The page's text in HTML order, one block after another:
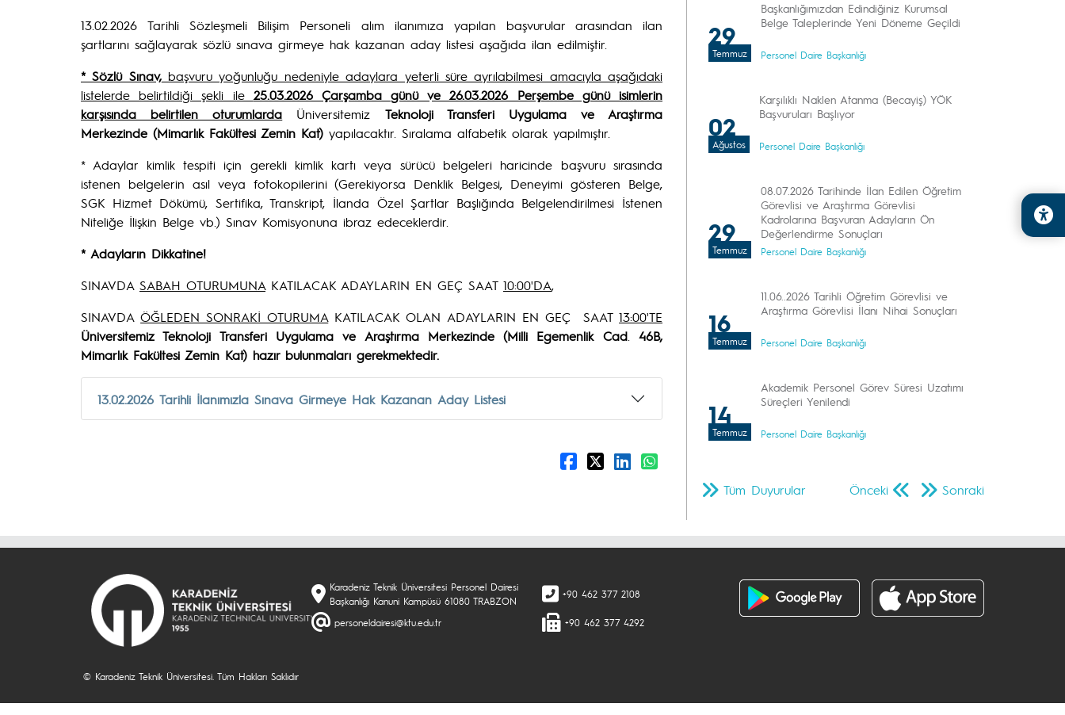
13.02.2026 Tarihli Sözleşmeli Bilişim Personeli alım ilanımıza yapılan başvurular arasından ilan
şartlarını sağlayarak sözlü sınava girmeye hak kazanan aday listesi aşağıda ilan edilmiştir.
* Sözlü Sınav,başvuru yoğunluğu nedeniyle adaylara yeterli süre ayrılabilmesi amacıyla aşağıdaki
listelerde belirtildiği şekli ile 25.03.2026 Çarşamba günü ve 26.03.2026 Perşembe günü isimlerin
karşısında belirtilen oturumlarda Üniversitemiz Teknoloji Transferi Uygulama ve Araştırma
Merkezinde (Mimarlık Fakültesi Zemin Kat) yapılacaktır. Sıralama alfabetik olarak yapılmıştır.
* Adaylar kimlik tespiti için gerekli kimlik kartı veya sürücü belgeleri haricinde başvuru sırasında
istenen belgelerin asıl veya fotokopilerini (Gerekiyorsa Denklik Belgesi, Deneyimi gösteren Belge,
SGK Hizmet Dökümü, Sertifika, Transkript, İlanda Özel Şartlar Başlığında Belgelendirilmesi İstenen
Niteliğe İlişkin Belge vb.) Sınav Komisyonuna ibraz edeceklerdir.
* Adayların Dikkatine!
SINAVDA SABAH OTURUMUNA KATILACAK ADAYLARIN EN GEÇ SAAT 10:00'DA,
SINAVDAÖĞLEDEN SONRAKİ OTURUMA KATILACAK OLAN ADAYLARIN EN GEÇ SAAT13:00'TE
Üniversitemiz Teknoloji Transferi Uygulama ve Araştırma Merkezinde (Milli Egemenlik Cad.46B,
Mimarlık Fakültesi Zemin Kat) hazır bulunmaları gerekmektedir.
13.02.2026 Tarihli İlanımızla Sınava Girmeye Hak Kazanan Aday Listesi
29
Temmuz
Başkanlığımızdan Edindiğiniz Kurumsal
Belge Taleplerinde Yeni Döneme Geçildi
Personel Daire Başkanlığı
02
Ağustos
Karşılıklı Naklen Atanma (Becayiş) YÖK
Başvuruları Başlıyor
Personel Daire Başkanlığı
29
Temmuz
08.07.2026 Tarihinde İlan Edilen Öğretim
Görevlisi ve Araştırma Görevlisi
Kadrolarına Başvuran Adayların Ön
Değerlendirme Sonuçları
Personel Daire Başkanlığı
16
Temmuz
11.06..2026 Tarihli Öğretim Görevlisi ve
Araştırma Görevlisi İlanı Nihai Sonuçları
Personel Daire Başkanlığı
14
Temmuz
Akademik Personel Görev Süresi Uzatımı
Süreçleri Yenilendi
Personel Daire Başkanlığı
Önceki Sonraki
Tüm Duyurular
Karadeniz Teknik Üniversitesi Personel Dairesi
Başkanlığı Kanuni Kampüsü 61080 TRABZON
personeldairesi@ktu.edu.tr
+90 462 377 2108
+90 462 377 4292
© Karadeniz Teknik Üniversitesi. Tüm Hakları Saklıdır